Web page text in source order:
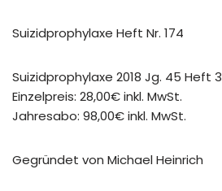
Suizidprophylaxe Heft Nr. 174
Suizidprophylaxe 2018 Jg. 45 Heft 3
Einzelpreis: 28,00€ inkl. MwSt.
Jahresabo: 98,00€ inkl. MwSt.
Gegründet von Michael Heinrich